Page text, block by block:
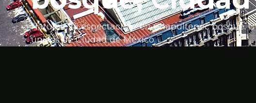
Naturaleza espectacular en Chapultepec bosque.
únicos de Ciudad de México.